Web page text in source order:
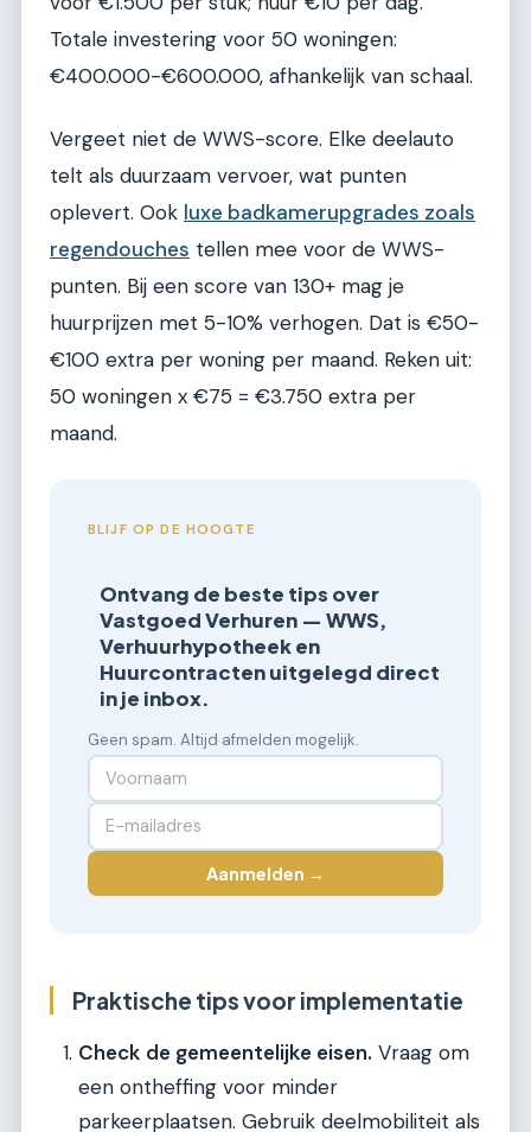
Totale investering voor 50 woningen:
€400.000-€600.000, afhankelijk van schaal.
Vergeet niet de WWS-score. Elke deelauto
telt als duurzaam vervoer, wat punten
oplevert. Ook luxe badkamerupgrades zoals
regendouches tellen mee voor de WWS-
punten. Bij een score van 130+ mag je
huurprijzen met 5-10% verhogen. Dat is €50-
€100 extra per woning per maand. Reken uit:
50 woningen x €75 = €3.750 extra per
maand.
BLIJF OP DE HOOGTE
Ontvang de beste tips over
Vastgoed Verhuren — WWS,
Verhuurhypotheek en
Huurcontracten uitgelegd direct
in je inbox.
Geen spam. Altijd afmelden mogelijk.
Aanmelden →
Praktische tips voor implementatie
Check de gemeentelijke eisen. Vraag om
een ontheffing voor minder
parkeerplaatsen. Gebruik deelmobiliteit als